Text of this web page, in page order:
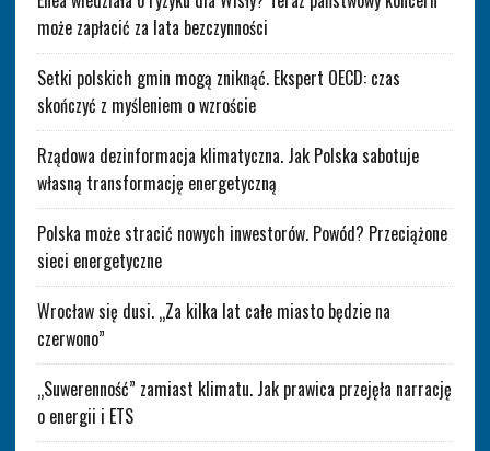
może zapłacić za lata bezczynności
Setki polskich gmin mogą zniknąć. Ekspert OECD: czas
skończyć z myśleniem o wzroście
Rządowa dezinformacja klimatyczna. Jak Polska sabotuje
własną transformację energetyczną
Polska może stracić nowych inwestorów. Powód? Przeciążone
sieci energetyczne
Wrocław się dusi. „Za kilka lat całe miasto będzie na
czerwono”
„Suwerenność” zamiast klimatu. Jak prawica przejęła narrację
o energii i ETS